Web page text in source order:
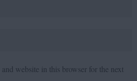
website in this browser for the next